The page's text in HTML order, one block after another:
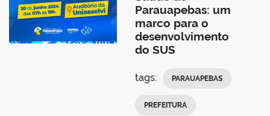
Parauapebas: um
marco para o
desenvolvimento
do SUS
tags: PARAUAPEBAS
PREFEITURA